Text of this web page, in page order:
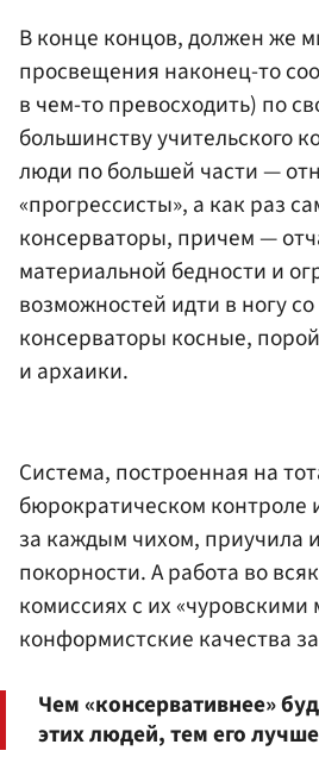
В конце концов, должен же
просвещения наконец-то
в чем-то превосходить) по
большинству учительского
люди по большей части —
«прогрессисты», а как раз
консерваторы, причем —
материальной бедности и
возможностей идти в ногу
консерваторы косные,
и архаики.
Система, построенная на
бюрократическом контроле
за каждым чихом, приучила
покорности. А работа во
комиссиях с их «чуровскими
конформистские качества
Чем «консервативнее»
этих людей, тем его